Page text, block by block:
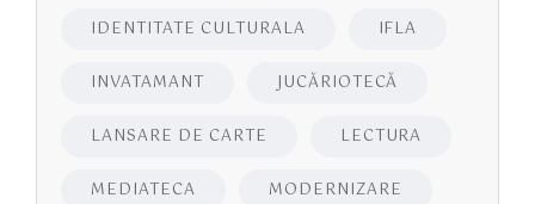
IDENTITATE CULTURALA IFLA
INVATAMANT JUCĂRIOTECĂ
LANSARE DE CARTE LECTURA
MEDIATECA MODERNIZARE